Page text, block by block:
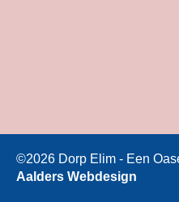
©2026 Dorp Elim - Een
Aalders Webdesign